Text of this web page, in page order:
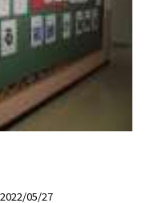
2022/05/27